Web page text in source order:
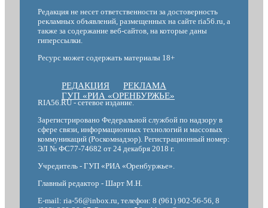
Редакция не несет ответственности за достоверность
рекламных объявлений, размещенных на сайте ria56.ru, а
также за содержание веб-сайтов, на которые даны
гиперссылки.
Ресурс может содержать материалы 18+
РЕДАКЦИЯ
РЕКЛАМА
ГУП «РИА «ОРЕНБУРЖЬЕ»
RIA56.RU - сетевое издание.
Зарегистрировано Федеральной службой по надзору в
сфере связи, информационных технологий и массовых
коммуникаций (Роскомнадзор). Регистрационный номер:
ЭЛ № ФС77-74682 от 24 декабря 2018 г.
Учредитель - ГУП «РИА «Оренбуржье».
Главный редактор - Шарт М.Н.
E-mail: ria-56@inbox.ru, телефон: 8 (961) 902-56-56, 8